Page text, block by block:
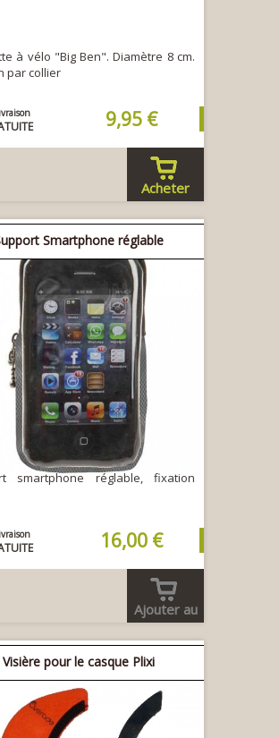
à vélo "Big Ben". Diamètre 8 cm.
par collier
9,95 €
Acheter
Smartphone réglable
smartphone réglable, fixation
16,00 €
Ajouter au
panier
Visière pour le casque Plixi